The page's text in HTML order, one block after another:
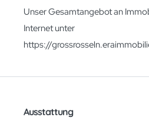
Unser Gesamtangebot an
Internet unter
https://
Ausstattung